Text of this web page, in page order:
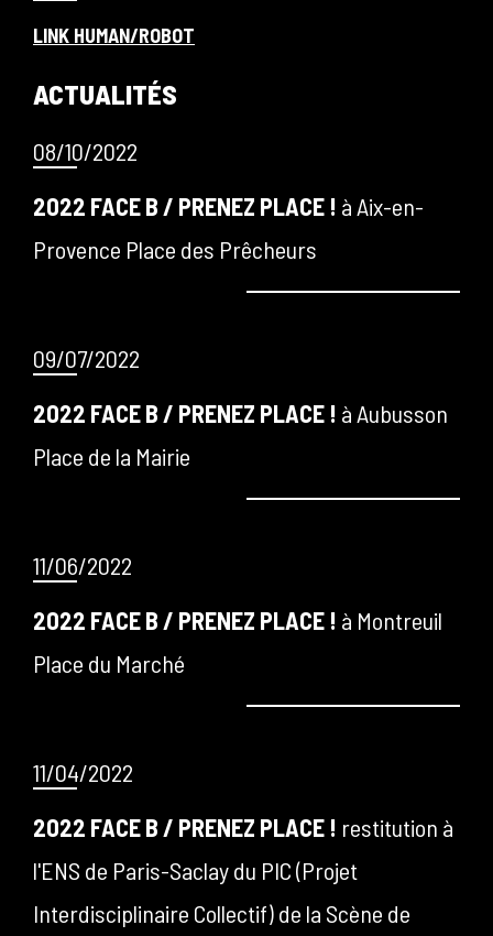
LINK HUMAN/ROBOT
ACTUALITÉS
08/10/2022
2022 FACE B / PRENEZ PLACE ! à Aix-en-
Provence Place des Prêcheurs
09/07/2022
2022 FACE B / PRENEZ PLACE ! à Aubusson
Place de la Mairie
11/06/2022
2022 FACE B / PRENEZ PLACE ! à Montreuil
Place du Marché
11/04/2022
2022 FACE B / PRENEZ PLACE ! restitution à
l'ENS de Paris-Saclay du PIC (Projet
Interdisciplinaire Collectif) de la Scène de